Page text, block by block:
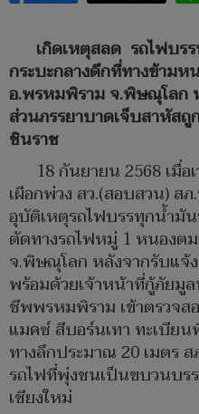
เกิดเหตุสลด รถไฟบ
กระบะกลางดึกที่ทางข้ามห
อ.พรหมพิราม จ.พิษณุโลก
ส่วนภรรยาบาดเจ็บสาหัส
ชินราช
18 กันยายน 2568 เมื่
เผือกพ่วง สว.(สอบสวน) ส
อุบัติเหตุรถไฟบรรทุกน้ำมั
ตัดทางรถไฟหมู่ 1 หนองต
จ.พิษณุโลก หลังจากรับแจ้
พร้อมด้วยเจ้าหน้าที่กู้ภัยมู
ชีพพรหมพิราม เข้าตรวจ
แมคซ์ สีบอร์นเทา ทะเบีย
ทางลึกประมาณ 20 เมตร
รถไฟที่พุ่งชนเป็นขบวนบร
เชียงใหม่